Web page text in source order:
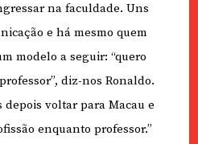
na faculdade. Uns
e há mesmo quem
modelo a seguir: “quero
diz-nos Ronaldo.
depois voltar para Macau e
enquanto professor.”